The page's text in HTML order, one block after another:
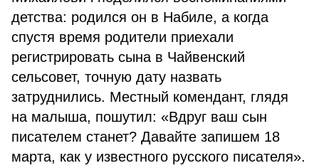
детства: родился он в Набиле, а когда
спустя время родители приехали
регистрировать сына в Чайвенский
сельсовет, точную дату назвать
затруднились. Местный комендант, глядя
на малыша, пошутил: «Вдруг ваш сын
писателем станет? Давайте запишем 18
марта, как у известного русского писателя».